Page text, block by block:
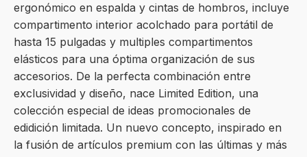
ergonómico en espalda y cintas de hombros, incluye
compartimento interior acolchado para portátil de
hasta 15 pulgadas y multiples compartimentos
elásticos para una óptima organización de sus
accesorios. De la perfecta combinación entre
exclusividad y diseño, nace Limited Edition, una
colección especial de ideas promocionales de
edidición limitada. Un nuevo concepto, inspirado en
la fusión de artículos premium con las últimas y más